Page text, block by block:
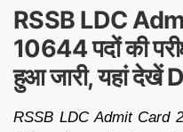
RSSB LDC
10644 पदों की
हुआ जारी, यहां देखें
RSSB LDC Admit Card